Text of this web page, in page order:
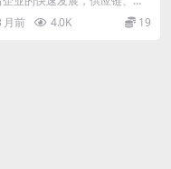
理与财务成为企业发展的重要
素。如何通过整...
月前 4.0K 19